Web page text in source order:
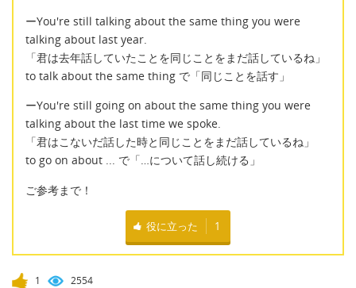
ーYou're still talking about the same thing you were
talking about last year.
「君は去年話していたことを同じことをまだ話しているね」
to talk about the same thing で「同じことを話す」
ーYou're still going on about the same thing you were
talking about the last time we spoke.
「君はこないだ話した時と同じことをまだ話しているね」
to go on about ... で「…について話し続ける」
ご参考まで！
役に立った 1
1 2554